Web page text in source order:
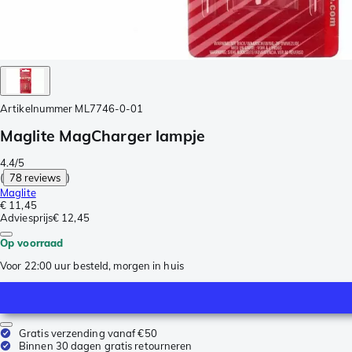
Artikelnummer ML7746-0-01
Maglite MagCharger lampje
4.4/5
( 78 reviews )
Maglite
€ 11,45
Adviesprijs€ 12,45
Op voorraad
Voor 22:00 uur besteld, morgen in huis
Gratis verzending vanaf €50
Binnen 30 dagen gratis retourneren